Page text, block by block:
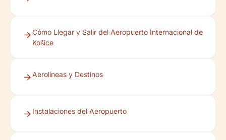
Cómo Llegar y Salir del Aeropuerto Internacional de
Košice
Aerolíneas y Destinos
Instalaciones del Aeropuerto